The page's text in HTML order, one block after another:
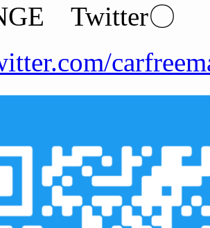
Twitter〇